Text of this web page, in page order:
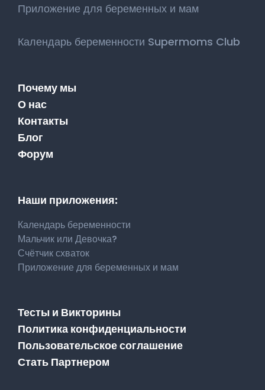
Приложение для беременных и мам
Календарь беременности Supermoms Club
Почему мы
О нас
Контакты
Блог
Форум
Наши приложения:
Календарь беременности
Мальчик или Девочка?
Счётчик схваток
Приложение для беременных и мам
Тесты и Викторины
Политика конфиденциальности
Пользовательское соглашение
Стать Партнером